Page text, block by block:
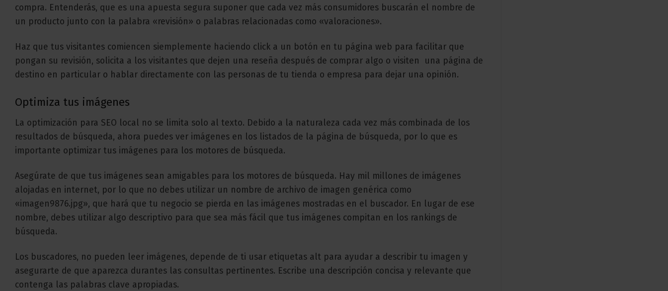
compra. Entenderás, que es una apuesta segura suponer que cada vez más consumidores buscarán el nombre de
un producto junto con la palabra «revisión» o palabras relacionadas como «valoraciones».
Haz que tus visitantes comiencen siemplemente haciendo click a un botón en tu página web para facilitar que
pongan su revisión, solicita a los visitantes que dejen una reseña después de comprar algo o visiten una página de
destino en particular o hablar directamente con las personas de tu tienda o empresa para dejar una opinión.
Optimiza tus imágenes
La optimización para SEO local no se limita solo al texto. Debido a la naturaleza cada vez más combinada de los
resultados de búsqueda, ahora puedes ver imágenes en los listados de la página de búsqueda, por lo que es
importante optimizar tus imágenes para los motores de búsqueda.
Asegúrate de que tus imágenes sean amigables para los motores de búsqueda. Hay mil millones de imágenes
alojadas en internet, por lo que no debes utilizar un nombre de archivo de imagen genérica como
«imagen9876.jpg», que hará que tu negocio se pierda en las imágenes mostradas en el buscador. En lugar de ese
nombre, debes utilizar algo descriptivo para que sea más fácil que tus imágenes compitan en los rankings de
búsqueda.
Los buscadores, no pueden leer imágenes, depende de ti usar etiquetas alt para ayudar a describir tu imagen y
asegurarte de que aparezca durantes las consultas pertinentes. Escribe una descripción concisa y relevante que
contenga las palabras clave apropiadas.